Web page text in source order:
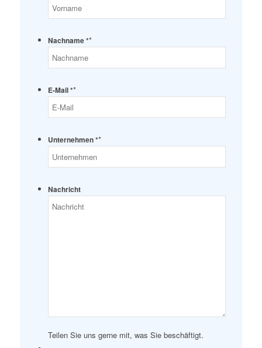
Nachname **
E-Mail **
Unternehmen **
Nachricht
Teilen Sie uns gerne mit, was Sie beschäftigt.